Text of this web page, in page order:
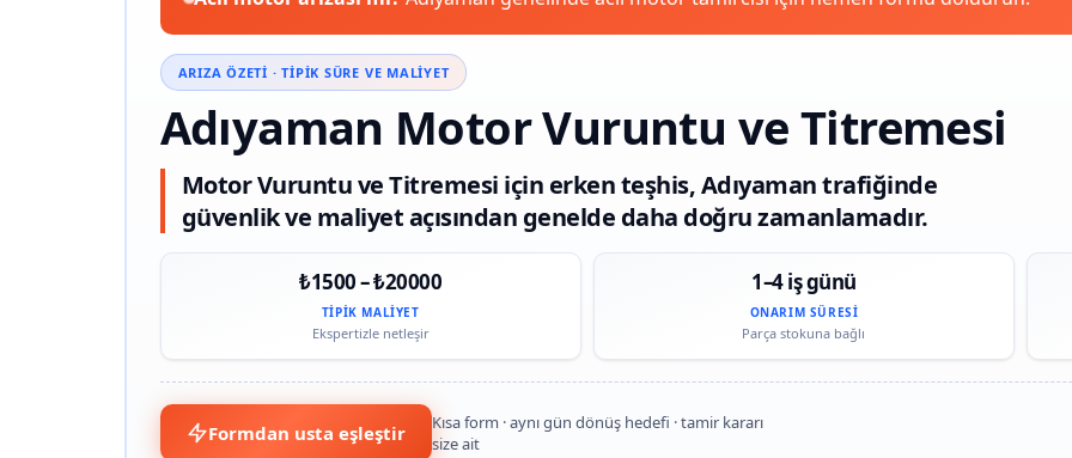
ARIZA ÖZETI · TIPIK SÜRE VE MALIYET
Adıyaman Motor Vuruntu ve Titremesi
Motor Vuruntu ve Titremesi için erken teşhis, Adıyaman trafiğinde
güvenlik ve maliyet açısından genelde daha doğru zamanlamadır.
₺1500 – ₺20000
TIPIK MALIYET
Ekspertizle netleşir
1–4 iş günü
ONARIM SÜRESI
Parça stokuna bağlı
Formdan usta eşleştir
Kısa form · aynı gün dönüş hedefi · tamir kararı
size ait